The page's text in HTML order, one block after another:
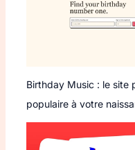
Birthday Music : le site
populaire à votre